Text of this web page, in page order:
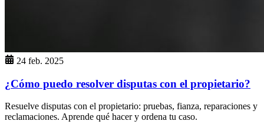
24 feb. 2025
¿Cómo puedo resolver disputas con el propietario?
Resuelve disputas con el propietario: pruebas, fianza, reparaciones y
reclamaciones. Aprende qué hacer y ordena tu caso.